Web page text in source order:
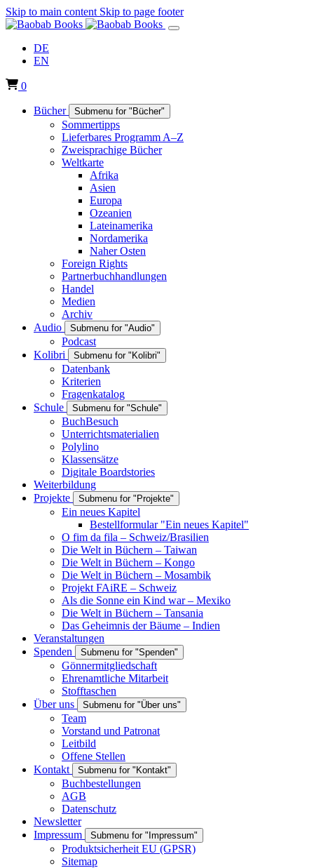
Skip to main content Skip to page footer
DE
EN
0
Bücher Submenu for "Bücher"
Sommertipps
Lieferbares Programm A–Z
Zweisprachige Bücher
Weltkarte
Afrika
Asien
Europa
Ozeanien
Lateinamerika
Nordamerika
Naher Osten
Foreign Rights
Partnerbuchhandlungen
Handel
Medien
Archiv
Audio
Submenu for "Audio"
Podcast
Kolibri
Submenu for "Kolibri"
Datenbank
Kriterien
Fragenkatalog
Schule
Submenu for "Schule"
BuchBesuch
Unterrichtsmaterialien
Polylino
Klassensätze
Digitale Boardstories
Weiterbildung
Projekte
Submenu for "Projekte"
Ein neues Kapitel
Bestellformular "Ein neues Kapitel"
O fim da fila – Schweiz/Brasilien
Die Welt in Büchern – Taiwan
Die Welt in Büchern – Kongo
Die Welt in Büchern – Mosambik
Projekt FAiRE – Schweiz
Als die Sonne ein Kind war – Mexiko
Die Welt in Büchern – Tansania
Das Geheimnis der Bäume – Indien
Veranstaltungen
Spenden
Submenu for "Spenden"
Gönnermitgliedschaft
Ehrenamtliche Mitarbeit
Stofftaschen
Über uns
Submenu for "Über uns"
Team
Vorstand und Patronat
Leitbild
Offene Stellen
Kontakt
Submenu for "Kontakt"
Buchbestellungen
AGB
Datenschutz
Newsletter
Impressum
Submenu for "Impressum"
Produktsicherheit EU (GPSR)
Sitemap